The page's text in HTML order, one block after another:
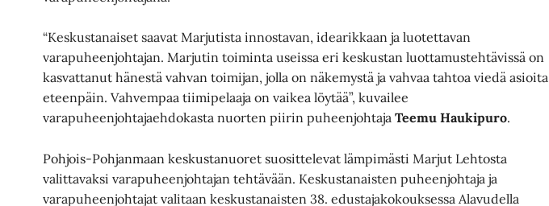
“Keskustanaiset saavat Marjutista innostavan, idearikkaan ja luotettavan
varapuheenjohtajan. Marjutin toiminta useissa eri keskustan luottamustehtävissä on
kasvattanut hänestä vahvan toimijan, jolla on näkemystä ja vahvaa tahtoa viedä asioita
eteenpäin. Vahvempaa tiimipelaaja on vaikea löytää”, kuvailee
varapuheenjohtajaehdokasta nuorten piirin puheenjohtajaTeemu Haukipuro.
Pohjois-Pohjanmaan keskustanuoret suosittelevat lämpimästi Marjut Lehtosta
valittavaksi varapuheenjohtajan tehtävään. Keskustanaisten puheenjohtaja ja
varapuheenjohtajat valitaan keskustanaisten 38. edustajakokouksessa Alavudella